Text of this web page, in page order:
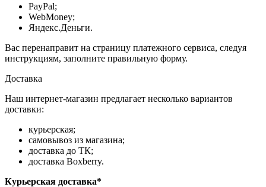
PayPal;
WebMoney;
Яндекс.Деньги.
Вас перенаправит на страницу платежного сервиса, следуя
инструкциям, заполните правильную форму.
Доставка
Наш интернет-магазин предлагает несколько вариантов
доставки:
курьерская;
самовывоз из магазина;
доставка до ТК;
доставка Boxberry.
Курьерская доставка*